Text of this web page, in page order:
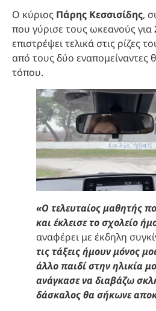
Ο κύριος Πάρης Κεσσισίδης,
που γύρισε τους ωκεανούς για
επιστρέψει τελικά στις ρίζες
από τους δύο εναπομείναντες
τόπου.
«Ο τελευταίος μαθητής
και έκλεισε το σχολείο
αναφέρει με έκδηλη
τις τάξεις ήμουν μόνος
άλλο παιδί στην ηλικία
ανάγκασε να διαβάζω
δάσκαλος θα σήκωνε